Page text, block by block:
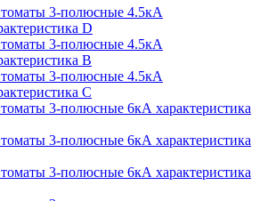
3-полюсные 4.5кА
D
3-полюсные 4.5кА
В
3-полюсные 4.5кА
С
3-полюсные 6кА характеристика
3-полюсные 6кА характеристика
3-полюсные 6кА характеристика